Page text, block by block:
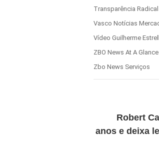
Transparência
Vasco Notícias
Vídeo Guilherme
ZBO News At A Glance
Zbo News Serviços
Robert
anos e deixa